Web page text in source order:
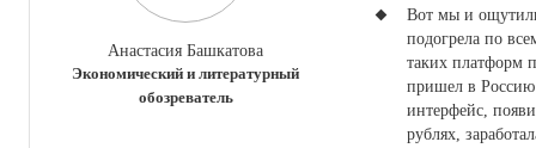
Анастасия Башкатова
Экономический и литературный
обозреватель
Вот мы и
подогрела по
таких платформ
пришел в
интерфейс,
рублях,